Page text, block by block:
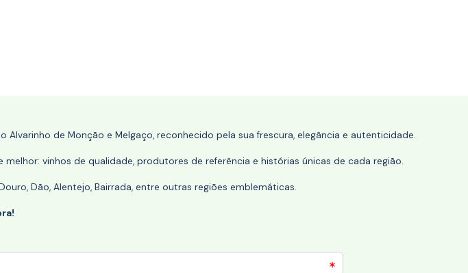
de Monção e Melgaço, reconhecido pela sua frescura, elegância e autenticidade.
vinhos de qualidade, produtores de referência e histórias únicas de cada região.
Dão, Alentejo, Bairrada, entre outras regiões emblemáticas.